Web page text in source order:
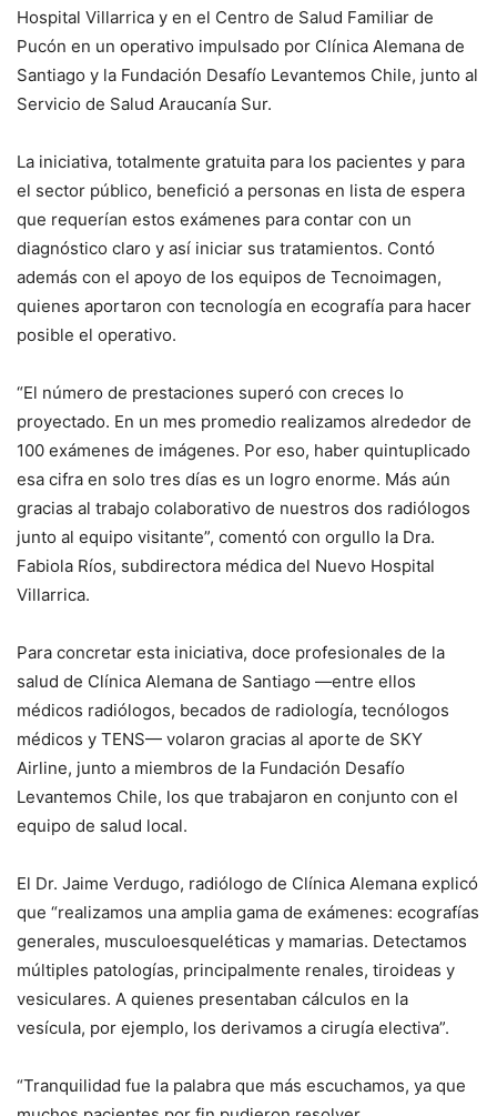
Hospital Villarrica y en el Centro de Salud Familiar de
Pucón en un operativo impulsado por Clínica Alemana de
Santiago y la Fundación Desafío Levantemos Chile, junto al
Servicio de Salud Araucanía Sur.
La iniciativa, totalmente gratuita para los pacientes y para
el sector público, benefició a personas en lista de espera
que requerían estos exámenes para contar con un
diagnóstico claro y así iniciar sus tratamientos. Contó
además con el apoyo de los equipos de Tecnoimagen,
quienes aportaron con tecnología en ecografía para hacer
posible el operativo.
“El número de prestaciones superó con creces lo
proyectado. En un mes promedio realizamos alrededor de
100 exámenes de imágenes. Por eso, haber quintuplicado
esa cifra en solo tres días es un logro enorme. Más aún
gracias al trabajo colaborativo de nuestros dos radiólogos
junto al equipo visitante”, comentó con orgullo la Dra.
Fabiola Ríos, subdirectora médica del Nuevo Hospital
Villarrica.
Para concretar esta iniciativa, doce profesionales de la
salud de Clínica Alemana de Santiago —entre ellos
médicos radiólogos, becados de radiología, tecnólogos
médicos y TENS— volaron gracias al aporte de SKY
Airline, junto a miembros de la Fundación Desafío
Levantemos Chile, los que trabajaron en conjunto con el
equipo de salud local.
El Dr. Jaime Verdugo, radiólogo de Clínica Alemana explicó
que “realizamos una amplia gama de exámenes: ecografías
generales, musculoesqueléticas y mamarias. Detectamos
múltiples patologías, principalmente renales, tiroideas y
vesiculares. A quienes presentaban cálculos en la
vesícula, por ejemplo, los derivamos a cirugía electiva”.
“Tranquilidad fue la palabra que más escuchamos, ya que